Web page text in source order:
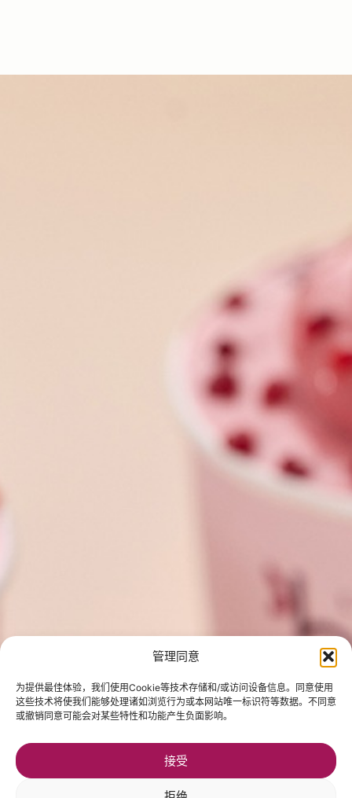
管理同意
为提供最佳体验，我们使用Cookie等技术存储和/或访问设备信息。同意使用
这些技术将使我们能够处理诸如浏览行为或本网站唯一标识符等数据。不同意
或撤销同意可能会对某些特性和功能产生负面影响。
接受